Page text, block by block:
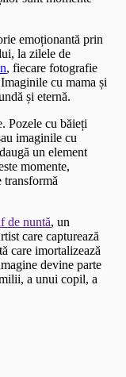
emoționantă prin
la zilele de
, fiecare fotografie
cu mama și
și eternă.
Pozele cu băieți
imaginile cu
un element
momente,
de nuntă, un
care capturează
care imortalizează
devine parte
a unui copil, a